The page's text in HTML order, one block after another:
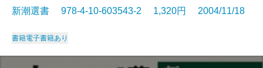
新潮選書 978-4-10-603543-2 1,320円 2004/11/18
書籍電子書籍あり